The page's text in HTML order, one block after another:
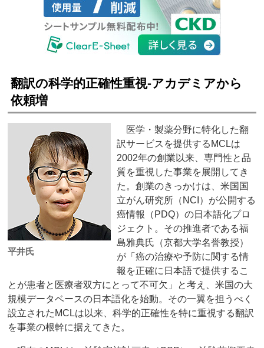
翻訳の科学的正確性重視‐アカデミアから
依頼増
平井氏
医学・製薬分野に特化した翻
訳サービスを提供するMCLは
2002年の創業以来、専門性と品
質を重視した事業を展開してき
た。創業のきっかけは、米国国
立がん研究所（NCI）が公開する
癌情報（PDQ）の日本語化プロ
ジェクト。その推進者である福
島雅典氏（京都大学名誉教授）
が「癌の治療や予防に関する情
報を正確に日本語で提供するこ
とが患者と医療者双方にとって不可欠」と考え、米国の大
規模データベースの日本語化を始動。その一翼を担うべく
設立されたMCLは以来、科学的正確性を特に重視する翻訳
を事業の根幹に据えてきた。